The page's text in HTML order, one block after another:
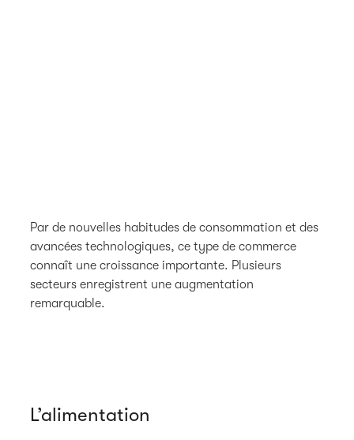
Par de nouvelles habitudes de consommation et des
avancées technologiques, ce type de commerce
connaît une croissance importante. Plusieurs
secteurs enregistrent une augmentation
remarquable.
L’alimentation